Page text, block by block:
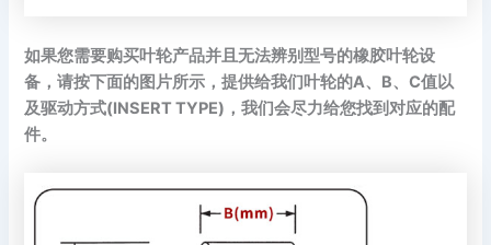
如果您需要购买叶轮产品并且无法辨别型号的橡胶叶轮设
备，请按下面的图片所示，提供给我们叶轮的A、B、C值以
及驱动方式(INSERT TYPE)，我们会尽力给您找到对应的配
件。